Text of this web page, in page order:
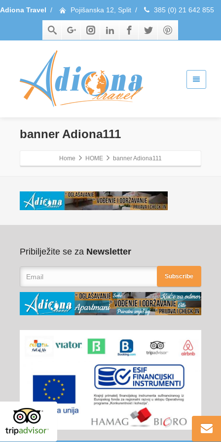
Adiona Travel / Pojišanska 12, Split / 385 (0) 21 642 855
banner Adiona111
Home HOME banner Adiona111
Pribilježite se za Newsletter
Subscribe